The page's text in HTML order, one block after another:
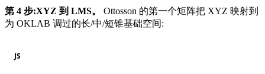
第 4 步:XYZ 到 LMS。
Ottosson 的第一个矩阵把 XYZ 映射到
为 OKLAB 调过的长/中/短锥基础空间:
JS